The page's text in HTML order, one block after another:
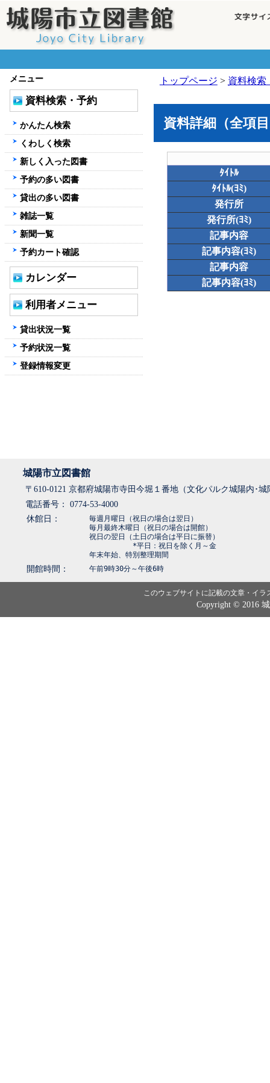
トップページ > 資料検索
資料詳細（全項
ﾀｲﾄﾙ
ﾀｲﾄﾙ(ﾖﾐ)
発行所
発行所(ﾖﾐ)
記事内容
記事内容(ﾖﾐ)
記事内容
記事内容(ﾖﾐ)
メニュー
資料検索・予約
かんたん検索
くわしく検索
新しく入った図書
予約の多い図書
貸出の多い図書
雑誌一覧
新聞一覧
予約カート確認
カレンダー
利用者メニュー
貸出状況一覧
予約状況一覧
登録情報変更
城陽市立図書館
〒610-0121 京都府城陽市寺田今堀１番地（文化パルク城陽内･
電話番号： 0774-53-4000
休館日：
毎週月曜日（祝日の場合は翌日）
毎月最終木曜日（祝日の場合は開館）
祝日の翌日（土日の場合は平日に振替）
*平日：祝日を除く月～金
年末年始、特別整理期間
開館時間： 午前9時30分～午後6時
このウェブサイトに記載の文章・イ
Copyright © 2016